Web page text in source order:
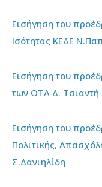
Εισήγηση του
Ισότητας ΚΕΔΕ
Εισήγηση του
των ΟΤΑ Δ. Τσιαντή
Εισήγηση του
Πολιτικής,
Σ.Δανιηλίδη